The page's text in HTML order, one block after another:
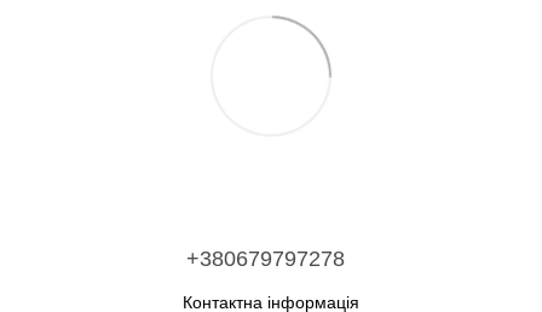
+380679797278
Контактна інформація